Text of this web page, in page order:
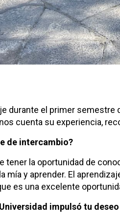
durante el primer semestre
cuenta su experiencia,
de intercambio?
tener la oportunidad de
mía y aprender. El
es una excelente
impulsó tu